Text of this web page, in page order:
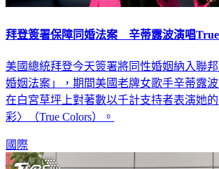
拜登簽署保障同婚法案 辛蒂露波演唱
美國總統拜登今天簽署將同性婚姻納入聯
婚姻法案」，期間美國老牌女歌手辛蒂露波
在白宮草坪上對著數以千計支持者表演她
彩〉（True Colors）。
國際